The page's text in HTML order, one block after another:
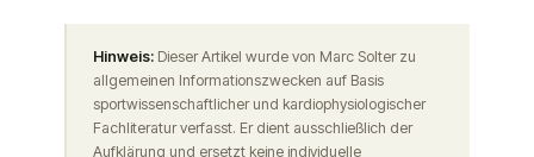
Hinweis: Dieser Artikel wurde von Marc Solter zu
allgemeinen Informationszwecken auf Basis
sportwissenschaftlicher und kardiophysiologischer
Fachliteratur verfasst. Er dient ausschließlich der
Aufklärung und ersetzt keine individuelle